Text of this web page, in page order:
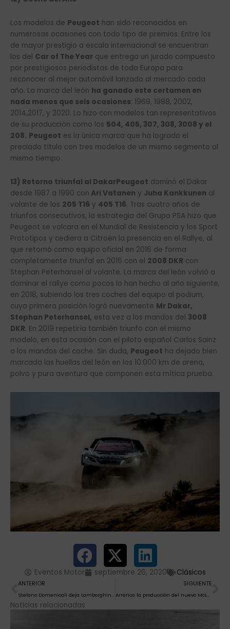
Los modelos de Peugeot han sido reconocidos en
numerosas ocasiones con todo tipo de premios. Entre los
de mayor prestigio a escala internacional se encuentran
los del Car of The Year que entrega un jurado compuesto
por prestigiosos periodistas de toda Europa para
reconocer al mejor automóvil lanzado al mercado cada
año. La marca del león ha ganado este certamen en
nada menos que seis ocasiones: 1969, 1988, 2002,
2014,2017, y 2020. Lo hizo con modelos tan representativos
de su producción como los 504, 405, 307, 308, 3008 y el
208. Peugeot es la única marca que ha logrado el
preciado título con tres modelos de un mismo segmento al
mismo tiempo.
13) Retorno triunfal al DakarPeugeot dominó el Dakar
desde 1987 a 1990 con Ari Vatanen y Juha Kankkunen al
volante de los 205 T16 y 405 T16. Tras cuatro años de
triunfos consecutivos, la estrategia del Grupo PSA hizo que
Peugeot se volcara en el Mundial de Resistencia y los Sport
Prototipos y cediera a Citroën la presencia en el Rallye, al
que retornó como equipo oficial en 2016 de forma
completamente triunfal en 2016 con el 2008 DKR con
Stephan Peterhansel al volante. La marca del león volvió a
dominar el rallye como pocos lo han hecho al año siguiente,
en 2018, subiendo los tres coches del equipo al podium,
cuya primera posición logró nuevamente Mr Dakar,
Stephan Peterhansel, esta vez a los mandos del 3008
DKR. En 2019 repetiría también triunfo con el mismo
modelo, en esta ocasión con el piloto español Carlos Sainz
a los mandos del coche. Sin duda, Peugeot ha dejado bien
marcada las huellas del león en los 10.000 km de arena,
polvo y pura aventura que componen esta mítica prueba.
Eventos Motor septiembre 26, 2020 Clásicos
Ant
ANTERIOR
Stefano Domenicali deja Lamborghini para dirigir la F1
SIGUIENTE
Arranca la producción del nuevo McLaren 765 LT
Noticias relacionadas